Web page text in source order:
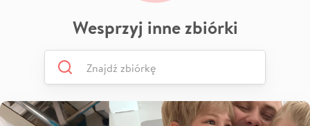
Wesprzyj inne zbiórki